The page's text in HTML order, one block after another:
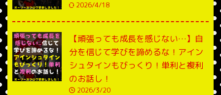
2026/4/18
【頑張っても成長を感じない…】自
分を信じて学びを諦めるな！アイン
シュタインもびっくり！単利と複利
のお話し！
2026/3/20